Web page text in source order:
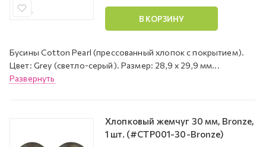
В КОРЗИНУ
Бусины Cotton Pearl (прессованный хлопок с покрытием).
Цвет: Grey (светло-серый). Размер: 28,9 х 29,9 мм...
Развернуть
Хлопковый жемчуг 30 мм, Bronze,
1 шт. (#CTP001-30-Bronze)